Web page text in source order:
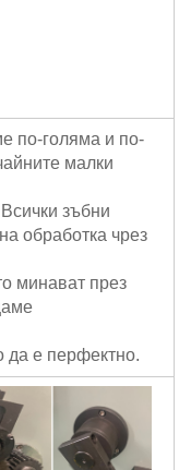
по-голяма и по-
малки
зъбни
обработка чрез
минават през
да е перфектно.